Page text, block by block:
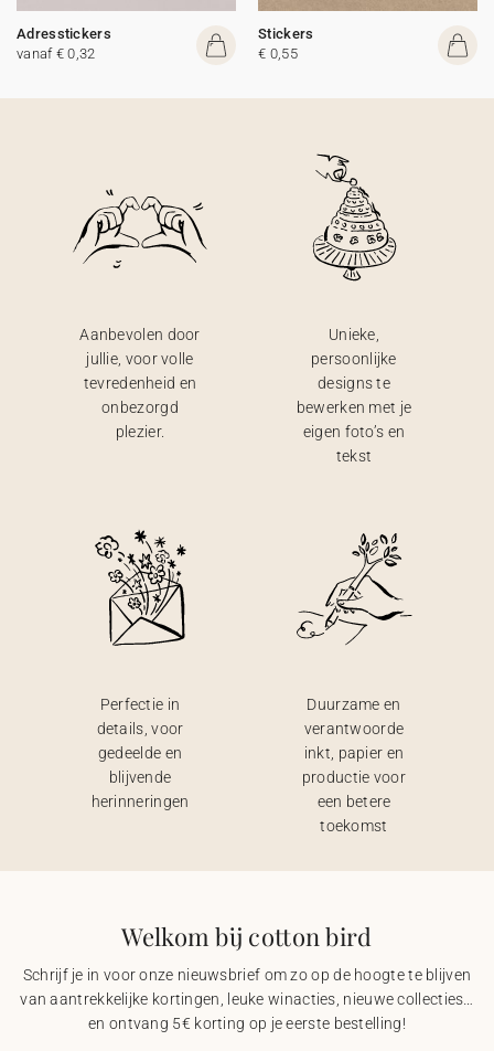
Adresstickers
vanaf € 0,32
Stickers
€ 0,55
Aanbevolen door
jullie, voor volle
tevredenheid en
onbezorgd
plezier.
Unieke,
persoonlijke
designs te
bewerken met je
eigen foto’s en
tekst
Perfectie in
details, voor
gedeelde en
blijvende
herinneringen
Duurzame en
verantwoorde
inkt, papier en
productie voor
een betere
toekomst
Welkom bij cotton bird
Schrijf je in voor onze nieuwsbrief om zo op de hoogte te blijven
van aantrekkelijke kortingen, leuke winacties, nieuwe collecties…
en ontvang 5€ korting op je eerste bestelling!